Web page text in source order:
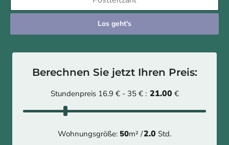
Los geht's
Berechnen Sie jetzt Ihren Preis:
Stundenpreis 16.9 € - 35 € : 21.00 €
Wohnungsgröße: 50m² /2.0 Std.